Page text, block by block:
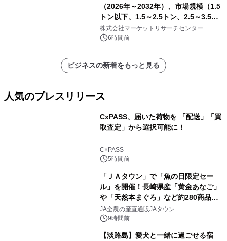
（2026年～2032年）、市場規模（1.5
トン以下、1.5～2.5トン、2.5～3.5ト
ン、3.5～5.0トン、その他）・分析レ
ポートを発表
株式会社マーケットリサーチセンター
6時間前
ビジネスの新着をもっと見る
人気のプレスリリース
CxPASS、届いた荷物を 「配送」「買
取査定」から選択可能に！
C×PASS
5時間前
「ＪＡタウン」で「魚の日限定セー
ル」を開催！長崎県産「黄金あなご」
や「天然本まぐろ」など約280商品を
販売！～毎月１０日の定例企画～
JA全農の産直通販JAタウン
9時間前
【淡路島】愛犬と一緒に過ごせる宿